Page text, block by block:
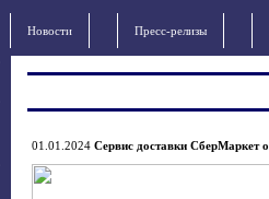
Новости Пресс-релизы
01.01.2024 Сервис доставки СберМаркет